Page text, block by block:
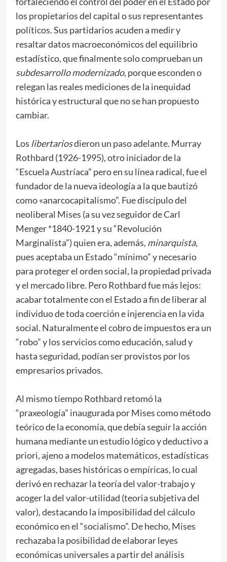
los propietarios del capital o sus representantes
políticos. Sus partidarios acuden a medir y
resaltar datos macroeconómicos del equilibrio
estadístico, que finalmente solo comprueban un
subdesarrollo modernizado, porque esconden o
relegan las reales mediciones de la inequidad
histórica y estructural que no se han propuesto
cambiar.
Los libertariosdieron un paso adelante. Murray
Rothbard (1926-1995), otro iniciador de la
“Escuela Austríaca” pero en su línea radical, fue el
fundador de la nueva ideología a la que bautizó
como «anarcocapitalismo”. Fue discípulo del
neoliberal Mises (a su vez seguidor de Carl
Menger *1840-1921 y su “Revolución
Marginalista”) quien era, además, minarquista,
pues aceptaba un Estado “mínimo” y necesario
para proteger el orden social, la propiedad privada
y el mercado libre. Pero Rothbard fue más lejos:
acabar totalmente con el Estado a fin de liberar al
individuo de toda coerción e injerencia en la vida
social. Naturalmente el cobro de impuestos era un
“robo” y los servicios como educación, salud y
hasta seguridad, podían ser provistos por los
empresarios privados.
Al mismo tiempo Rothbard retomó la
“praxeología” inaugurada por Mises como método
teórico de la economía, que debía seguir la acción
humana mediante un estudio lógico y deductivo a
priori, ajeno a modelos matemáticos, estadísticas
agregadas, bases históricas o empíricas, lo cual
derivó en rechazar la teoría del valor-trabajo y
acoger la del valor-utilidad (teoria subjetiva del
valor), destacando la imposibilidad del cálculo
económico en el “socialismo”. De hecho, Mises
rechazaba la posibilidad de elaborar leyes
económicas universales a partir del análisis